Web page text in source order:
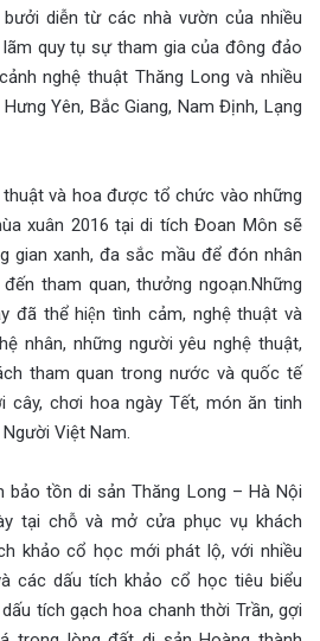
diễn từ các nhà vườn của nhiều
lãm quy tụ sự tham gia của đông đảo
nghệ thuật Thăng Long và nhiều
Yên, Bắc Giang, Nam Định, Lạng
và hoa được tổ chức vào những
xuân 2016 tại di tích Đoan Môn sẽ
gian xanh, đa sắc mầu để đón nhân
tham quan, thưởng ngoạn.Những
đã thể hiện tình cảm, nghệ thuật và
nhân, những người yêu nghệ thuật,
tham quan trong nước và quốc tế
cây, chơi hoa ngày Tết, món ăn tinh
Việt Nam.
bảo tồn di sản Thăng Long – Hà Nội
tại chỗ và mở cửa phục vụ khách
khảo cổ học mới phát lộ, với nhiều
các dấu tích khảo cổ học tiêu biểu
tích gạch hoa chanh thời Trần, gợi